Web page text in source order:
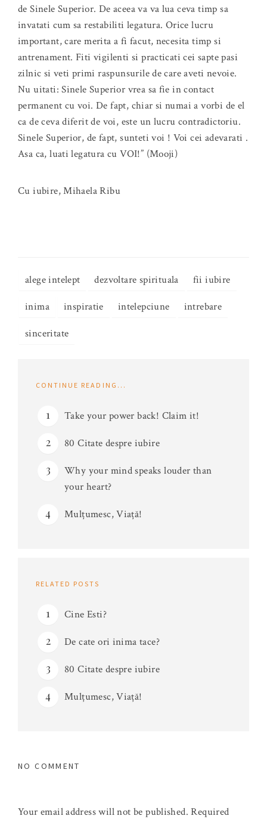
de Sinele Superior. De aceea va va lua ceva timp sa
invatati cum sa restabiliti legatura. Orice lucru
important, care merita a fi facut, necesita timp si
antrenament. Fiti vigilenti si practicati cei sapte pasi
zilnic si veti primi raspunsurile de care aveti nevoie.
Nu uitati: Sinele Superior vrea sa fie in contact
permanent cu voi. De fapt, chiar si numai a vorbi de el
ca de ceva diferit de voi, este un lucru contradictoriu.
Sinele Superior, de fapt, sunteti voi ! Voi cei adevarati .
Asa ca, luati legatura cu VOI!” (Mooji)
Cu iubire, Mihaela Ribu
alege intelept dezvoltare spirituala fii iubire
inima inspiratie intelepciune intrebare
sinceritate
CONTINUE READING...
Take your power back! Claim it!
80 Citate despre iubire
Why your mind speaks louder than
your heart?
Mulțumesc, Viață!
RELATED POSTS
Cine Esti?
De cate ori inima tace?
80 Citate despre iubire
Mulțumesc, Viață!
NO COMMENT
Your email address will not be published. Required